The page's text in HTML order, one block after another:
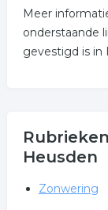
Meer
onderstaande
gevestigd is in
Heusden
Zonwering